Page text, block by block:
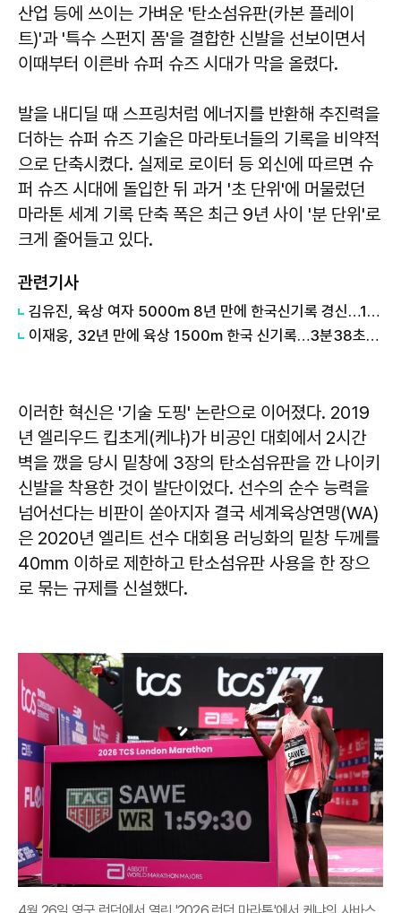
산업 등에 쓰이는 가벼운 '탄소섬유판(카본 플레이
트)'과 '특수 스펀지 폼'을 결합한 신발을 선보이면서
이때부터 이른바 슈퍼 슈즈 시대가 막을 올렸다.
발을 내디딜 때 스프링처럼 에너지를 반환해 추진력을
더하는 슈퍼 슈즈 기술은 마라토너들의 기록을 비약적
으로 단축시켰다. 실제로 로이터 등 외신에 따르면 슈
퍼 슈즈 시대에 돌입한 뒤 과거 '초 단위'에 머물렀던
마라톤 세계 기록 단축 폭은 최근 9년 사이 '분 단위'로
크게 줄어들고 있다.
관련기사
김유진, 육상 여자 5000m 8년 만에 한국신기록 경신…15분33초07
이재웅, 32년 만에 육상 1500m 한국 신기록…3분38초55
이러한 혁신은 '기술 도핑' 논란으로 이어졌다. 2019
년 엘리우드 킵초게(케냐)가 비공인 대회에서 2시간
벽을 깼을 당시 밑창에 3장의 탄소섬유판을 깐 나이키
신발을 착용한 것이 발단이었다. 선수의 순수 능력을
넘어선다는 비판이 쏟아지자 결국 세계육상연맹(WA)
은 2020년 엘리트 선수 대회용 러닝화의 밑창 두께를
40mm 이하로 제한하고 탄소섬유판 사용을 한 장으
로 묶는 규제를 신설했다.